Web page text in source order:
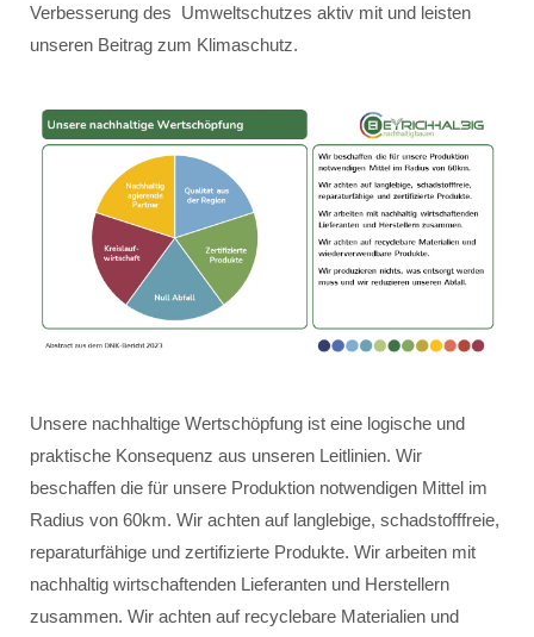
Verbesserung des Umweltschutzes aktiv mit und leisten
unseren Beitrag zum Klimaschutz.
Unsere nachhaltige Wertschöpfung ist eine logische und
praktische Konsequenz aus unseren Leitlinien. Wir
beschaffen die für unsere Produktion notwendigen Mittel im
Radius von 60km. Wir achten auf langlebige, schadstofffreie,
reparaturfähige und zertifizierte Produkte. Wir arbeiten mit
nachhaltig wirtschaftenden Lieferanten und Herstellern
zusammen. Wir achten auf recyclebare Materialien und